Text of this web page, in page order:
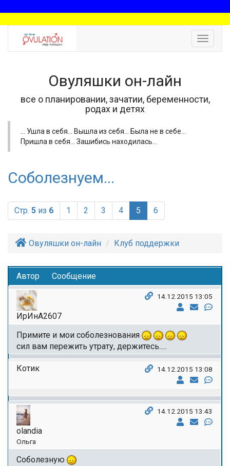
Toggle
Овуляшки он-лайн
все о планировании, зачатии, беременности,
родах и детях
... Ушла в себя... Вышла из себя... Была не в себе...
Пришла в себя... Зашибись находилась...
Соболезнуем...
Стр. 5 из 6 1 2 3 4 5 (current)
6
Овуляшки он-лайн Клуб поддержки
Автор Сообщение
ИрИнА2607
14.12.2015 13:05
Примите и мои соболезнования
сил вам пережить утрату, держитесь.....
Котик 14.12.2015 13:08
olandia
Ольга
14.12.2015 13:43
Соболезную